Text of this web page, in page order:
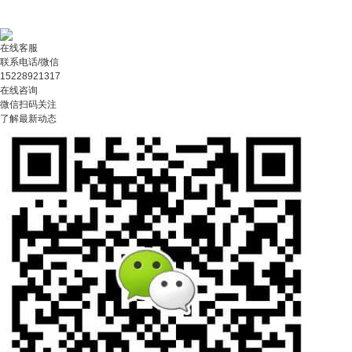
在线客服
联系电话/微信
15228921317
在线咨询
微信扫码关注
了解最新动态